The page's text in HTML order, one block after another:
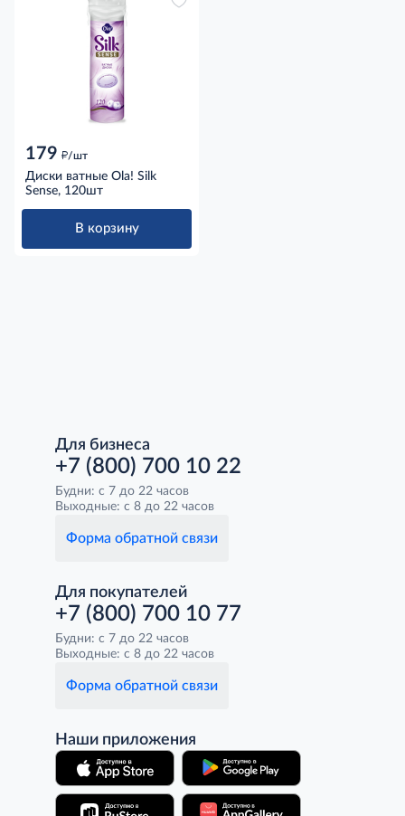
179 д/шт
Диски ватные Ola! Silk
Sense, 120шт
В корзину
Для бизнеса
+7 (800) 700 10 22
Будни: с 7 до 22 часов
Выходные: с 8 до 22 часов
Форма обратной связи
Для покупателей
+7 (800) 700 10 77
Будни: с 7 до 22 часов
Выходные: с 8 до 22 часов
Форма обратной связи
Наши приложения